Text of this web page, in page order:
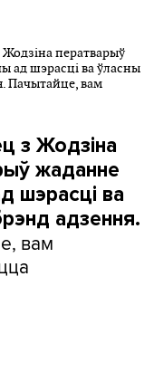
з Жодзіна
жаданне
шэрасці ва
адзення.
вам